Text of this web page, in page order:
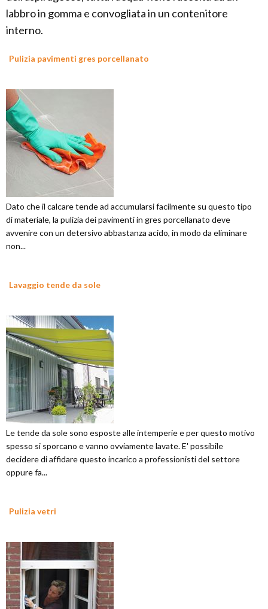
labbro in gomma e convogliata in un contenitore
interno.
Pulizia pavimenti gres porcellanato
Dato che il calcare tende ad accumularsi facilmente su questo tipo
di materiale, la pulizia dei pavimenti in gres porcellanato deve
avvenire con un detersivo abbastanza acido, in modo da eliminare
non...
Lavaggio tende da sole
Le tende da sole sono esposte alle intemperie e per questo motivo
spesso si sporcano e vanno ovviamente lavate. E' possibile
decidere di affidare questo incarico a professionisti del settore
oppure fa...
Pulizia vetri